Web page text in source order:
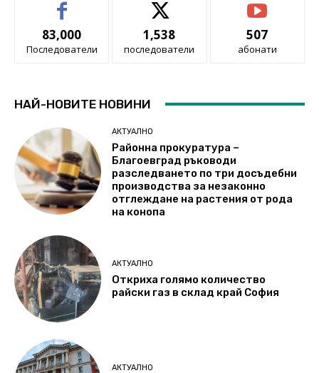
83,000
Последователи
1,538
последователи
507
абонати
НАЙ-НОВИТЕ НОВИНИ
АКТУАЛНО
Районна прокуратура –
Благоевград ръководи
разследването по три досъдебни
производства за незаконно
отглеждане на растения от рода
на конопа
АКТУАЛНО
Откриха голямо количество
райски газ в склад край София
АКТУАЛНО